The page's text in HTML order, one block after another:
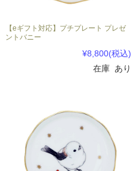
【eギフト対応】プチプレート プレゼ
ントバニー
¥8,800(税込)
在庫 あり